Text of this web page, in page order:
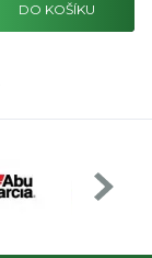
DO KOŠÍKU